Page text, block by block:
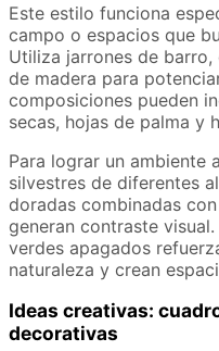
Este estilo funciona
campo o espacios que
Utiliza jarrones de
de madera para
composiciones pueden
secas, hojas de palma y
Para lograr un ambiente
silvestres de diferentes
doradas combinadas
generan contraste
verdes apagados
naturaleza y crean
Ideas creativas:
decorativas